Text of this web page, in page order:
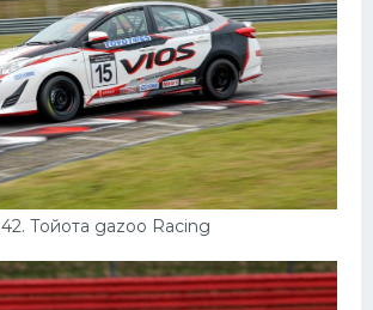
42. Тойота gazoo Racing